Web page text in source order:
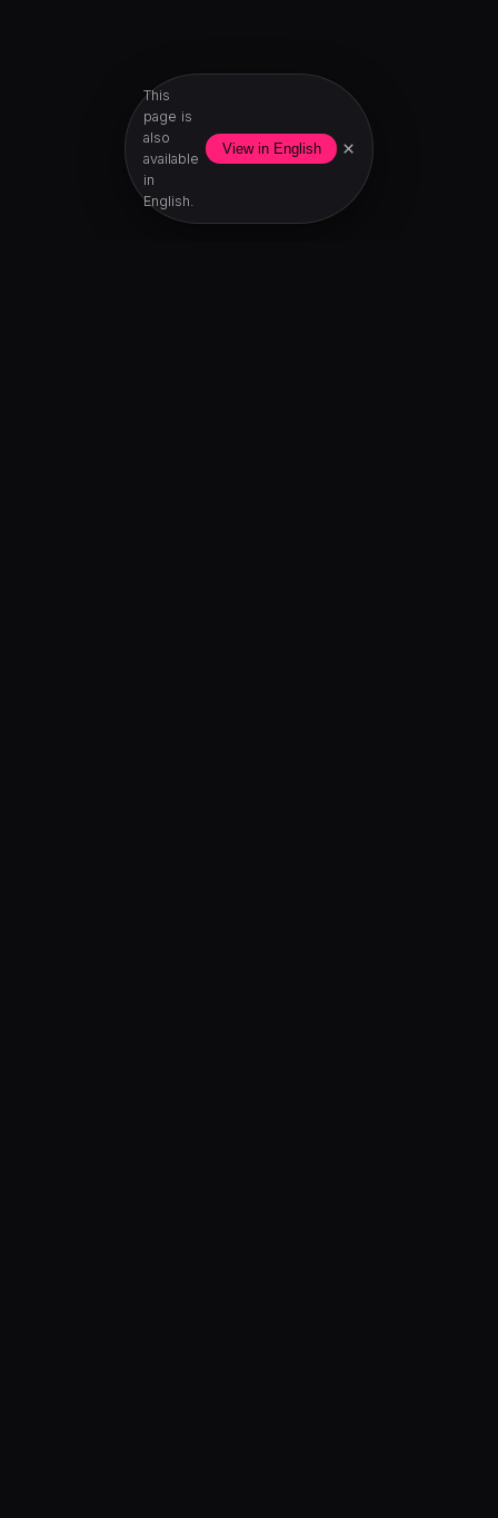
This
page is
also
available
in
English.
View in English ×